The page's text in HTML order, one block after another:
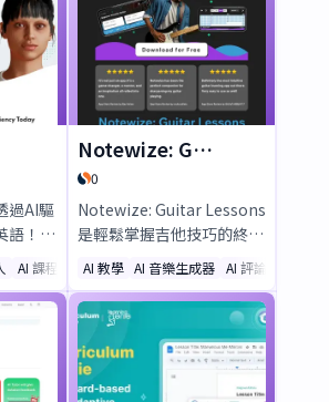
過AI驅
語！透
自然練
擴充詞
自信開
AI 課程
Notewize: Guitar Lessons
0
Notewize: Guitar Lessons
是輕鬆掌握吉他技巧的終極
互動應用程式。擁有超過
200 個教學影片、即時 AI
反饋和節奏控制功能，無論
是初學者還是專業玩家都適
用。立即免費下載，今天就
開始彈奏吧！
AI 教學 AI 音樂生成器 AI 評論助手